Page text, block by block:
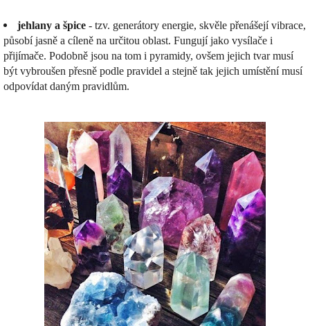
jehlany a špice - tzv. generátory energie, skvěle přenášejí vibrace,
působí jasně a cíleně na určitou oblast. Fungují jako vysílače i
přijímače. Podobně jsou na tom i pyramidy, ovšem jejich tvar musí
být vybroušen přesně podle pravidel a stejně tak jejich umístění musí
odpovídat daným pravidlům.